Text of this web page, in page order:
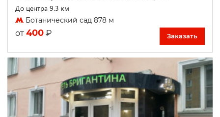
До центра 9.3 км
Ботанический сад 878 м
от 400 ₽ Заказать